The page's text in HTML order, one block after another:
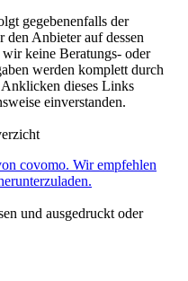
gegebenenfalls der
den Anbieter auf dessen
keine Beratungs- oder
werden komplett durch
dieses Links
einverstanden.
covomo. Wir empfehlen
und ausgedruckt oder